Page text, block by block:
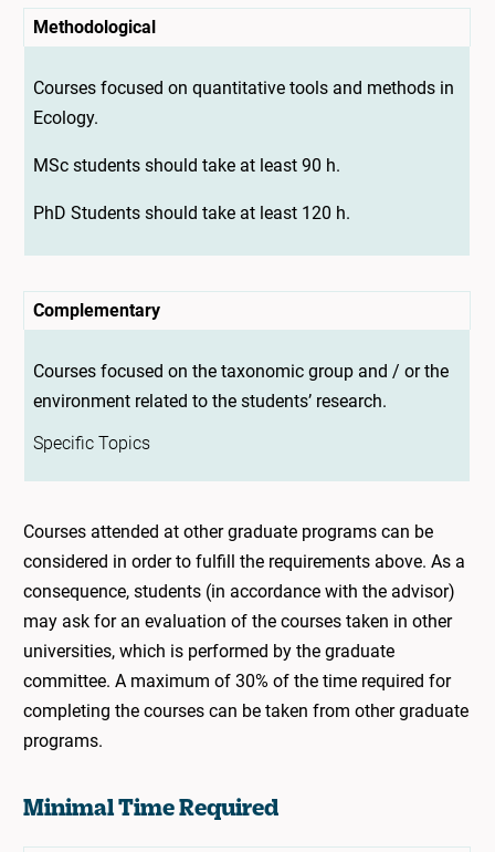
Methodological
Courses focused on quantitative tools and methods in
Ecology.
MSc students should take at least 90 h.
PhD Students should take at least 120 h.
Complementary
Courses focused on the taxonomic group and / or the
environment related to the students’ research.
Specific Topics
Courses attended at other graduate programs can be
considered in order to fulfill the requirements above. As a
consequence, students (in accordance with the advisor)
may ask for an evaluation of the courses taken in other
universities, which is performed by the graduate
committee. A maximum of 30% of the time required for
completing the courses can be taken from other graduate
programs.
Minimal Time Required